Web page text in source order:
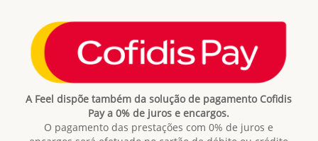
A Feel dispõe também da solução de pagamento Cofidis
Pay a 0% de juros e encargos.
O pagamento das prestações com 0% de juros e